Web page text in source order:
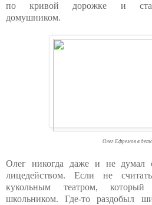
по кривой дорожке и
домушником.
Олег Ефремов в
Олег никогда даже и не думал
лицедейством. Если не
кукольным театром,
школьником. Где-то раздобыл